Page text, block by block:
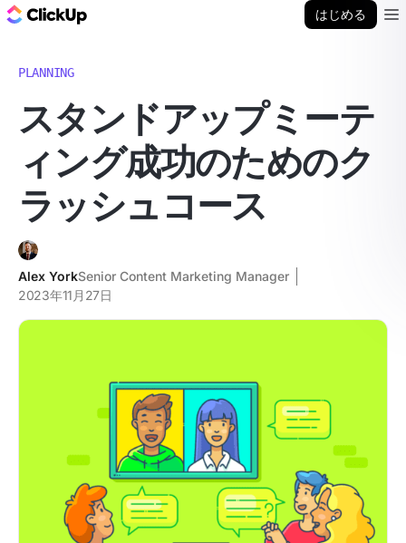
はじめる
PLANNING
スタンドアップミーテ
ィング成功のためのク
ラッシュコース
Alex YorkSenior Content Marketing Manager
2023年11月27日